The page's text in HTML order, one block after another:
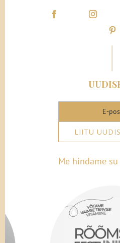
LIITU
Me hindame